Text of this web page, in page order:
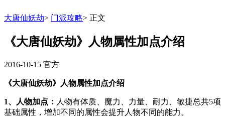
大唐仙妖劫> 门派攻略> 正文
《大唐仙妖劫》人物属性加点介绍
2016-10-15 官方
《大唐仙妖劫》人物属性加点介绍
1、人物加点： 人物有体质、魔力、力量、耐力、敏捷总共5项
基础属性，增加不同的属性会提升人物不同的能力。